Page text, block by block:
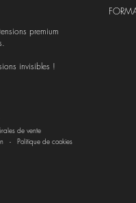
premium
invisibles !
de vente
- Politique de cookies